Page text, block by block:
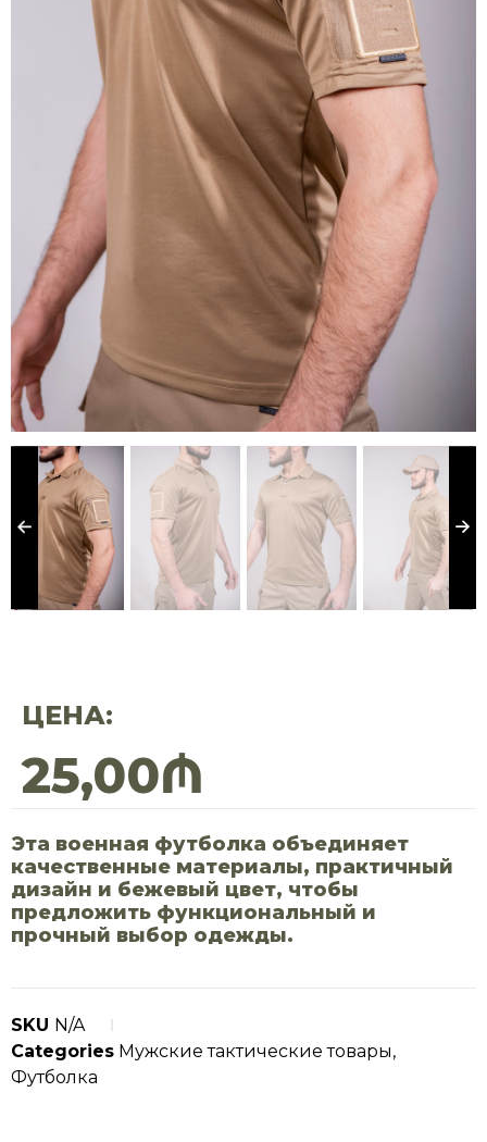
ЦЕНА:
25,00₼
Эта военная футболка объединяет
качественные материалы, практичный
дизайн и бежевый цвет, чтобы
предложить функциональный и
прочный выбор одежды.
SKU N/A
Categories Мужские тактические товары,
Футболка